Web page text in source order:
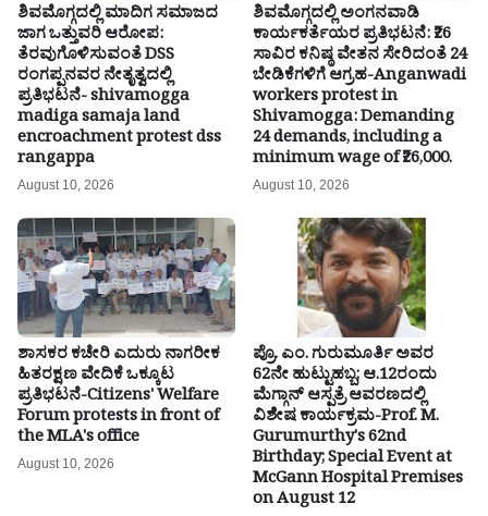
ಶಿವಮೊಗ್ಗದಲ್ಲಿ ಮಾದಿಗ ಸಮಾಜದ
ಜಾಗ ಒತ್ತುವರಿ ಆರೋಪ:
ತೆರವುಗೊಳಿಸುವಂತೆ DSS
ರಂಗಪ್ಪನವರ ನೇತೃತ್ವದಲ್ಲಿ
ಪ್ರತಿಭಟನೆ- shivamogga
madiga samaja land
encroachment protest dss
rangappa
August 10, 2026
ಶಿವಮೊಗ್ಗದಲ್ಲಿ ಅಂಗನವಾಡಿ
ಕಾರ್ಯಕರ್ತೆಯರ ಪ್ರತಿಭಟನೆ: ₹26
ಸಾವಿರ ಕನಿಷ್ಠ ವೇತನ ಸೇರಿದಂತೆ 24
ಬೇಡಿಕೆಗಳಿಗೆ ಆಗ್ರಹ-Anganwadi
workers protest in
Shivamogga: Demanding
24 demands, including a
minimum wage of ₹26,000.
August 10, 2026
ಶಾಸಕರ ಕಚೇರಿ ಎದುರು ನಾಗರೀಕ
ಹಿತರಕ್ಷಣ ವೇದಿಕೆ ಒಕ್ಕೂಟ
ಪ್ರತಿಭಟನೆ-Citizens' Welfare
Forum protests in front of
the MLA's office
August 10, 2026
ಪ್ರೊ. ಎಂ. ಗುರುಮೂರ್ತಿ ಅವರ
62ನೇ ಹುಟ್ಟುಹಬ್ಬ; ಆ.12ರಂದು
ಮೆಗ್ಗಾನ್ ಆಸ್ಪತ್ರೆ ಆವರಣದಲ್ಲಿ
ವಿಶೇಷ ಕಾರ್ಯಕ್ರಮ-Prof. M.
Gurumurthy's 62nd
Birthday; Special Event at
McGann Hospital Premises
on August 12